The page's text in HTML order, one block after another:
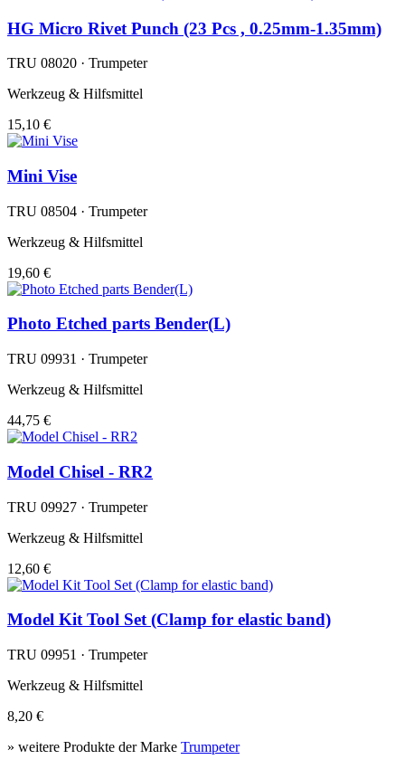
HG Micro Rivet Punch (23 Pcs , 0.25mm-1.35mm)
TRU 08020 · Trumpeter
Werkzeug & Hilfsmittel
15,10 €
Mini Vise
TRU 08504 · Trumpeter
Werkzeug & Hilfsmittel
19,60 €
Photo Etched parts Bender(L)
TRU 09931 · Trumpeter
Werkzeug & Hilfsmittel
44,75 €
Model Chisel - RR2
TRU 09927 · Trumpeter
Werkzeug & Hilfsmittel
12,60 €
Model Kit Tool Set (Clamp for elastic band)
TRU 09951 · Trumpeter
Werkzeug & Hilfsmittel
8,20 €
» weitere Produkte der Marke Trumpeter